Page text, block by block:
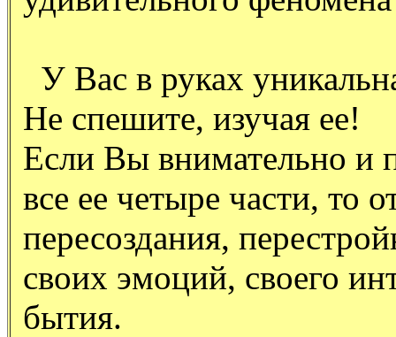
У Вас в руках
Не спешите, изучая ее!
Если Вы внимательно и
все ее четыре части, то
пересоздания,
своих эмоций, своего
бытия.